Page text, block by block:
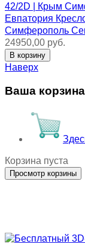
42/2D | Крым
Евпатория
Симферополь
24950,00 руб.
Наверх
Ваша корзина
Корзина пуста